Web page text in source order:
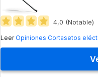
4,0 (Notable)
LeerOpiniones Cortasetos